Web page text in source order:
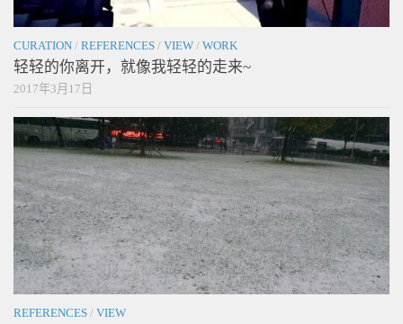
CURATION / REFERENCES / VIEW / WORK
轻轻的你离开，就像我轻轻的走来~
2017年3月17日
REFERENCES / VIEW